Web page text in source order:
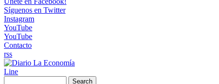
Síguenos en Twitter
Instagram
YouTube
YouTube
Contacto
rss
Line
Search